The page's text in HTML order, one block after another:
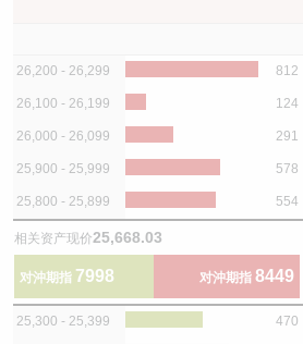
26,200 - 26,299 812
26,100 - 26,199 124
26,000 - 26,099 291
25,900 - 25,999 578
25,800 - 25,899 554
相关资产现价25,668.03
对沖期指 7998 对沖期指 8449
25,300 - 25,399 470